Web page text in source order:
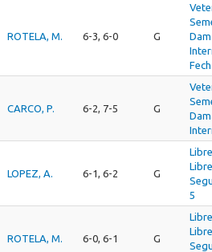
ROTELA, M. 6-3, 6-0 G
CARCO, P. 6-2, 7-5 G
LOPEZ, A. 6-1, 6-2 G
5
ROTELA, M. 6-0, 6-1 G